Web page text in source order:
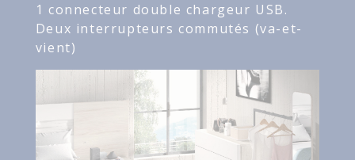
1 connecteur double chargeur USB.
Deux interrupteurs commutés (va-et-
vient)